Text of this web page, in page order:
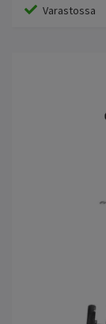
Varastossa